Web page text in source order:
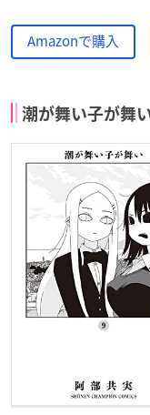
Amazonで購入
潮が舞い子が舞